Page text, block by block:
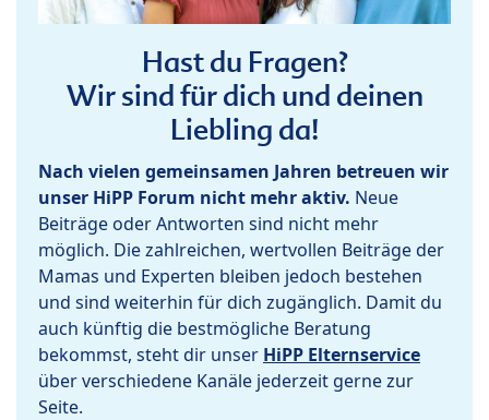
Hast du Fragen?
Wir sind für dich und deinen
Liebling da!
Nach vielen gemeinsamen Jahren betreuen wir
unser HiPP Forum nicht mehr aktiv. Neue
Beiträge oder Antworten sind nicht mehr
möglich. Die zahlreichen, wertvollen Beiträge der
Mamas und Experten bleiben jedoch bestehen
und sind weiterhin für dich zugänglich. Damit du
auch künftig die bestmögliche Beratung
bekommst, steht dir unser HiPP Elternservice
über verschiedene Kanäle jederzeit gerne zur
Seite.